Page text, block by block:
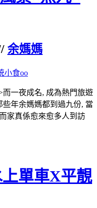
余媽媽
一夜成名, 成為熱門旅遊
年余媽媽都到過九份, 當
家真係愈來愈多人到訪
單車X平靚